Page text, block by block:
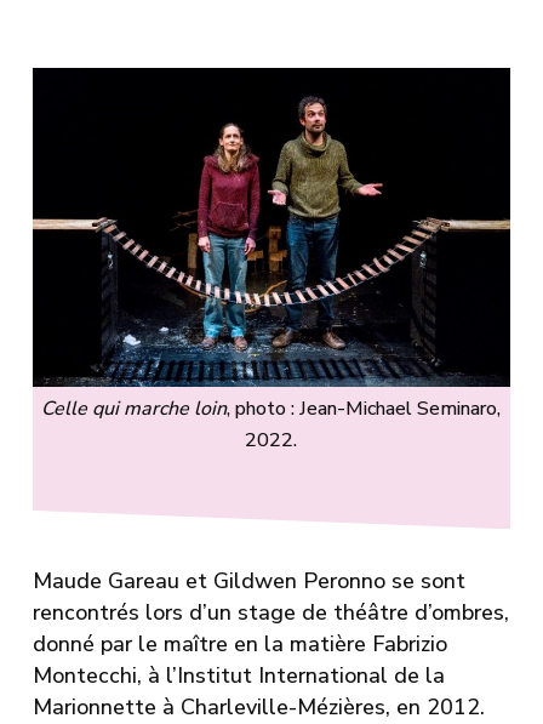
Celle qui marche loin, photo : Jean-Michael Seminaro,
2022.
Maude Gareau et Gildwen Peronno se sont
rencontrés lors d’un stage de théâtre d’ombres,
donné par le maître en la matière Fabrizio
Montecchi, à l’Institut International de la
Marionnette à Charleville-Mézières, en 2012.